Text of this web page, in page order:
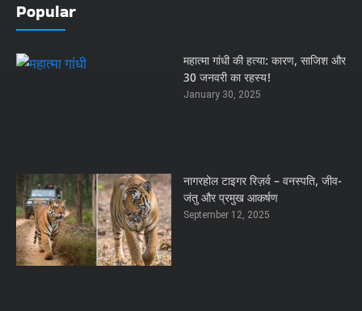
Popular
महात्मा गांधी की हत्या: कारण, साजिश और
30 जनवरी का रहस्य!
January 30, 2025
नागरहोल टाइगर रिज़र्व – वनस्पति, जीव-
जंतु और प्रमुख आकर्षण
September 12, 2025